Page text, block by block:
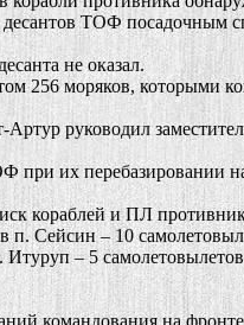
ТОФ посадочным
не оказал.
256 моряков, которыми
Артур руководил
при их перебазировании
кораблей и ПЛ
п. Сейсин – 10
Итуруп – 5
командования на